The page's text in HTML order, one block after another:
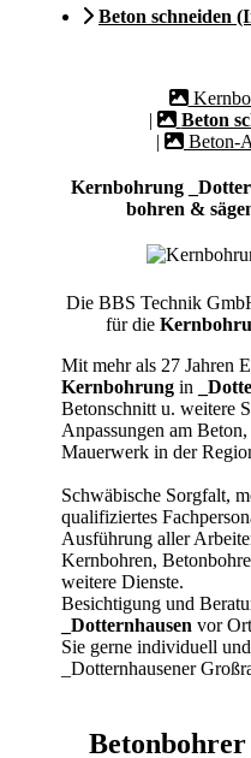
Beton schneiden
|
Beton
|
Beton-
Kernbohrung
bohren &
Die BBS Technik
für die
Mit mehr als 27 Jahren
Kernbohrung in
Betonschnitt u. weitere
Anpassungen am
Mauerwerk in der
Schwäbische Sorgfalt,
qualifiziertes
Ausführung aller
Kernbohren,
weitere Dienste.
Besichtigung und
_Dotternhausen vor
Sie gerne individuell
_Dotternhausener
Betonbohrer